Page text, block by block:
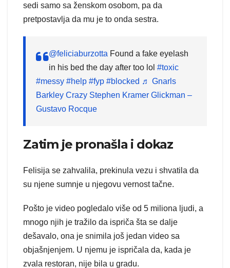
sedi samo sa ženskom osobom, pa da
pretpostavlja da mu je to onda sestra.
@feliciaburzotta Found a fake eyelash
in his bed the day after too lol #toxic
#messy #help #fyp #blocked ♬ Gnarls
Barkley Crazy Stephen Kramer Glickman –
Gustavo Rocque
Zatim je pronašla i dokaz
Felisija se zahvalila, prekinula vezu i shvatila da
su njene sumnje u njegovu vernost tačne.
Pošto je video pogledalo više od 5 miliona ljudi, a
mnogo njih je tražilo da ispriča šta se dalje
dešavalo, ona je snimila još jedan video sa
objašnjenjem. U njemu je ispričala da, kada je
zvala restoran, nije bila u gradu.